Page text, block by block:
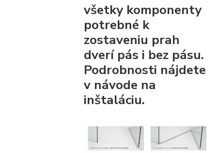
všetky komponenty
potrebné k
zostaveniu prah
dverí pás i bez pásu.
Podrobnosti nájdete
v návode na
inštaláciu.